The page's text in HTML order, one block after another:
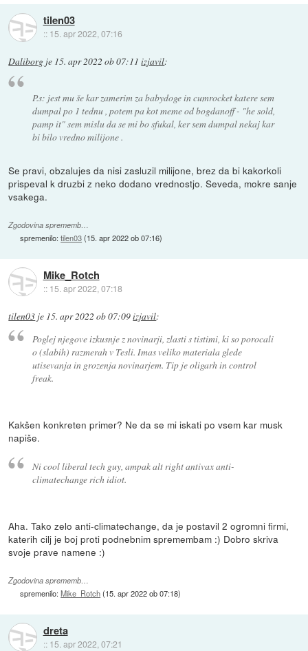
tilen03
:: 15. apr 2022, 07:16
Daliborg je 15. apr 2022 ob 07:11 izjavil:
P.s: jest mu še kar zamerim za babydoge in cumrocket katere sem
dumpal po 1 tednu , potem pa kot meme od bogdanoff - "he sold,
pamp it" sem mislu da se mi bo sfukal, ker sem dumpal nekaj kar
bi bilo vredno milijone .
Se pravi, obzalujes da nisi zasluzil milijone, brez da bi kakorkoli
prispeval k druzbi z neko dodano vrednostjo. Seveda, mokre sanje
vsakega.
Zgodovina sprememb…
spremenilo:tilen03(15. apr 2022 ob 07:16)
Mike_Rotch
:: 15. apr 2022, 07:18
tilen03 je 15. apr 2022 ob 07:09izjavil:
Poglej njegove izkusnje z novinarji, zlasti s tistimi, ki so porocali
o (slabih) razmerah v Tesli. Imas veliko materiala glede
utisevanja in grozenja novinarjem. Tip je oligarh in control
freak.
Kakšen konkreten primer? Ne da se mi iskati po vsem kar musk
napiše.
Ni cool liberal tech guy, ampak alt right antivax anti-
climatechange rich idiot.
Aha. Tako zelo anti-climatechange, da je postavil 2 ogromni firmi,
katerih cilj je boj proti podnebnim spremembam :) Dobro skriva
svoje prave namene :)
Zgodovina sprememb…
spremenilo:Mike_Rotch(15. apr 2022 ob 07:18)
dreta
:: 15. apr 2022, 07:21